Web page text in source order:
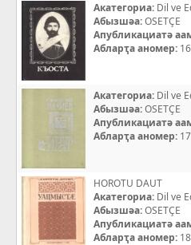
Акатегориа: Dil ve
Абызшәа:OSETÇE
Апубликациатә
Абларҭа аномер: 16
Акатегориа: Dil ve
Абызшәа:OSETÇE
Апубликациатә
Абларҭа аномер: 17
HOROTU DAUT
Акатегориа: Dil ve
Абызшәа:OSETÇE
Апубликациатә
Абларҭа аномер: 18